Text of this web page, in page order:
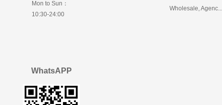
Mon to Sun：
10:30-24:00
Wholesale, Agenc...
WhatsAPP